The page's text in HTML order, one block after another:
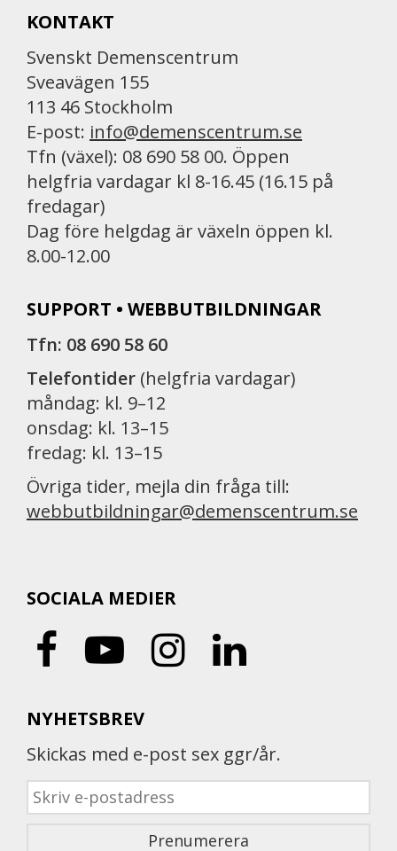
KONTAKT
Svenskt Demenscentrum
Sveavägen 155
113 46 Stockholm
E-post: info@demenscentrum.se
Tfn (växel): 08 690 58 00. Öppen
helgfria vardagar kl 8-16.45 (16.15 på
fredagar)
Dag före helgdag är växeln öppen kl.
8.00-12.00
SUPPORT • WEBBUTBILDNINGAR
Tfn: 08 690 58 60
Telefontider (helgfria vardagar)
måndag: kl. 9–12
onsdag: kl. 13–15
fredag: kl. 13–15
Övriga tider, mejla din fråga till:
webbutbildningar@demenscentrum.se
SOCIALA MEDIER
NYHETSBREV
Skickas med e-post sex ggr/år.